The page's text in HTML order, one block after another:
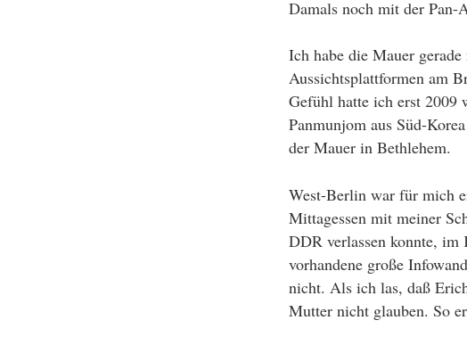
Damals noch mit der Pan-
Ich habe die Mauer
Aussichtsplattformen am
Gefühl hatte ich erst 2009
Panmunjom aus Süd-
der Mauer in Bethlehem.
West-Berlin war für mich
Mittagessen mit meiner
DDR verlassen konnte, im
vorhandene große
nicht. Als ich las, daß
Mutter nicht glauben. So